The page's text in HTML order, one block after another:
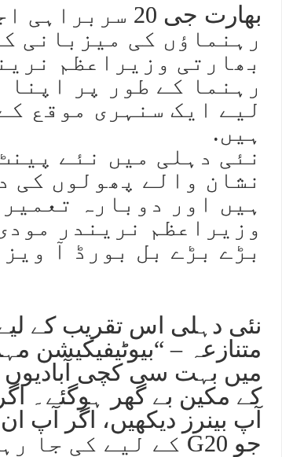
بھارت جی 20
رہنماؤں کی میزبانی
بھارتی وزیراعظم
رہنما کے طور پر
لیے ایک سنہری موقع
ہیں.
نئی دہلی میں نئے
نشان والے پھولوں کی
ہیں اور دوبارہ
وزیراعظم نریندر
بڑے بڑے بل بورڈ آ
نئی دہلی اس تقریب کے لیے
متنازعہ – “بیوٹیفیکیشن
میں بہت سی کچی آبادیوں
کے مکین بے گھر ہوگئے۔
آپ بینرز دیکھیں، اگر آپ
جو G20 کے لیے کی جا رہی ہیں.